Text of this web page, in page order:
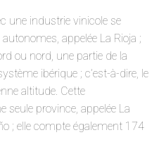
une industrie vinicole se
appelée La Rioja ;
ou nord, une partie de la
ibérique ; c’est-à-dire, le
altitude. Cette
province, appelée La
; elle compte également 174